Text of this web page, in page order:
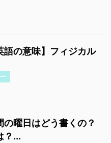
語の意味】フィジカル
の曜日はどう書くの？
？...